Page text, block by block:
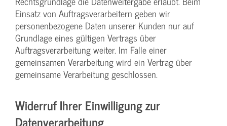
Einsatz von Auftragsverarbeitern geben wir
personenbezogene Daten unserer Kunden nur auf
Grundlage eines gültigen Vertrags über
Auftragsverarbeitung weiter. Im Falle einer
gemeinsamen Verarbeitung wird ein Vertrag über
gemeinsame Verarbeitung geschlossen.
Widerruf Ihrer Einwilligung zur
Datenverarbeitung